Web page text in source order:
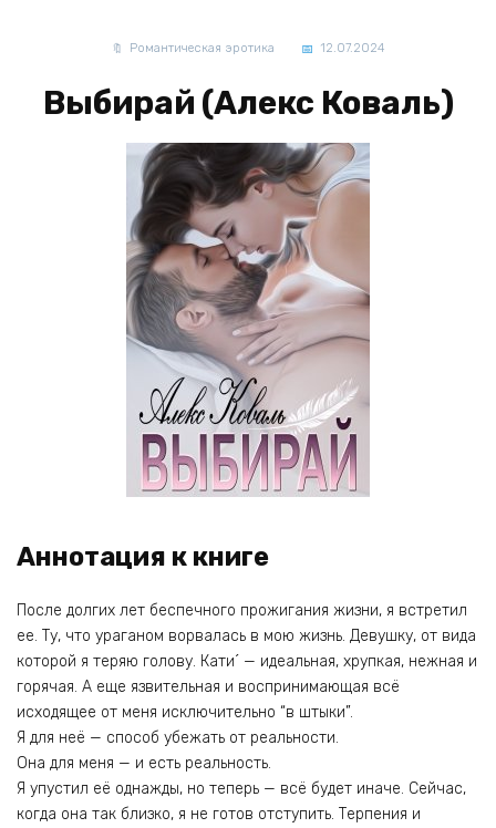
Романтическая эротика 12.07.2024
Выбирай (Алекс Коваль)
Аннотация к книге
После долгих лет беспечного прожигания жизни, я встретил
ее. Ту, что ураганом ворвалась в мою жизнь. Девушку, от вида
которой я теряю голову. Кати´ — идеальная, хрупкая, нежная и
горячая. А еще язвительная и воспринимающая всё
исходящее от меня исключительно “в штыки”.
Я для неё — способ убежать от реальности.
Она для меня — и есть реальность.
Я упустил её однажды, но теперь — всё будет иначе. Сейчас,
когда она так близко, я не готов отступить. Терпения и